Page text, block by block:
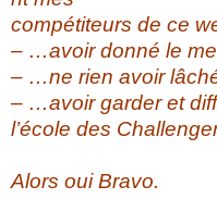
compétiteurs de ce
– …avoir donné le
– …ne rien avoir
– …avoir garder et
l’école des
Alors oui Bravo.